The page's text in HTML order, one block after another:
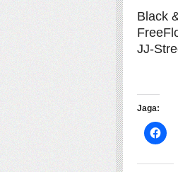
Black
JJ-
Jaga: